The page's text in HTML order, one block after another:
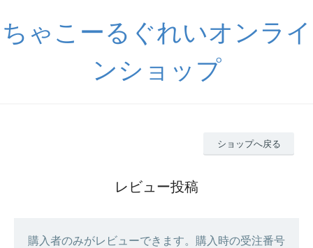
ちゃこーるぐれいオンライ
ンショップ
ショップへ戻る
レビュー投稿
購入者のみがレビューできます。購入時の受注番号